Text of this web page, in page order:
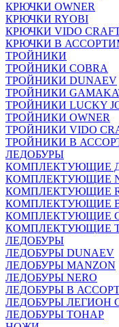
КРЮЧКИ OWNER
КРЮЧКИ RYOBI
КРЮЧКИ VIDO
КРЮЧКИ В
ТРОЙНИКИ
ТРОЙНИКИ COBRA
ТРОЙНИКИ DUNAEV
ТРОЙНИКИ
ТРОЙНИКИ LUCKY
ТРОЙНИКИ OWNER
ТРОЙНИКИ VIDO
ТРОЙНИКИ В
ЛЕДОБУРЫ
КОМПЛЕКТУЮЩИЕ
КОМПЛЕКТУЮЩИЕ
КОМПЛЕКТУЮЩИЕ
КОМПЛЕКТУЮЩИЕ
КОМПЛЕКТУЮЩИЕ
КОМПЛЕКТУЮЩИЕ
ЛЕДОБУРЫ
ЛЕДОБУРЫ DUNAEV
ЛЕДОБУРЫ MANZON
ЛЕДОБУРЫ NERO
ЛЕДОБУРЫ В
ЛЕДОБУРЫ ЛЕГИОН
ЛЕДОБУРЫ ТОНАР